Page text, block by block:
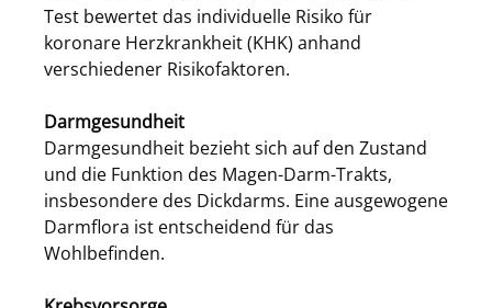
Test bewertet das individuelle Risiko für
koronare Herzkrankheit (KHK) anhand
verschiedener Risikofaktoren.
Darmgesundheit
Darmgesundheit bezieht sich auf den Zustand
und die Funktion des Magen-Darm-Trakts,
insbesondere des Dickdarms. Eine ausgewogene
Darmflora ist entscheidend für das
Wohlbefinden.